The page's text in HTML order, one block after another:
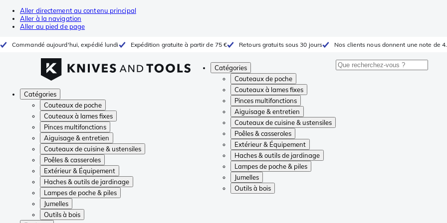
Aller directement au contenu principal
Aller à la navigation
Aller au pied de page
Commandé aujourd'hui, expédié lundi Expédition gratuite à partir de 75 € Retours gratuits sous 30 jours Nos clients nous donnent une note de
Catégories
Couteaux de poche
Couteaux à lames fixes
Pinces multifonctions
Aiguisage & entretien
Couteaux de cuisine & ustensiles
Poêles & casseroles
Extérieur & Équipement
Haches & outils de jardinage
Lampes de poche & piles
Jumelles
Outils à bois
Catégories
Couteaux de poche
Couteaux à lames fixes
Pinces multifonctions
Aiguisage & entretien
Couteaux de cuisine & ustensiles
Poêles & casseroles
Extérieur & Équipement
Haches & outils de jardinage
Lampes de poche & piles
Jumelles
Outils à bois